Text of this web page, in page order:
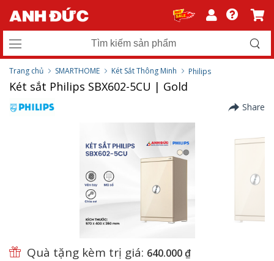
Trang chủ SMARTHOME Két Sắt Thông Minh Philips
Két sắt Philips SBX602-5CU | Gold
Share
Quà tặng kèm trị giá: 640.000 ₫